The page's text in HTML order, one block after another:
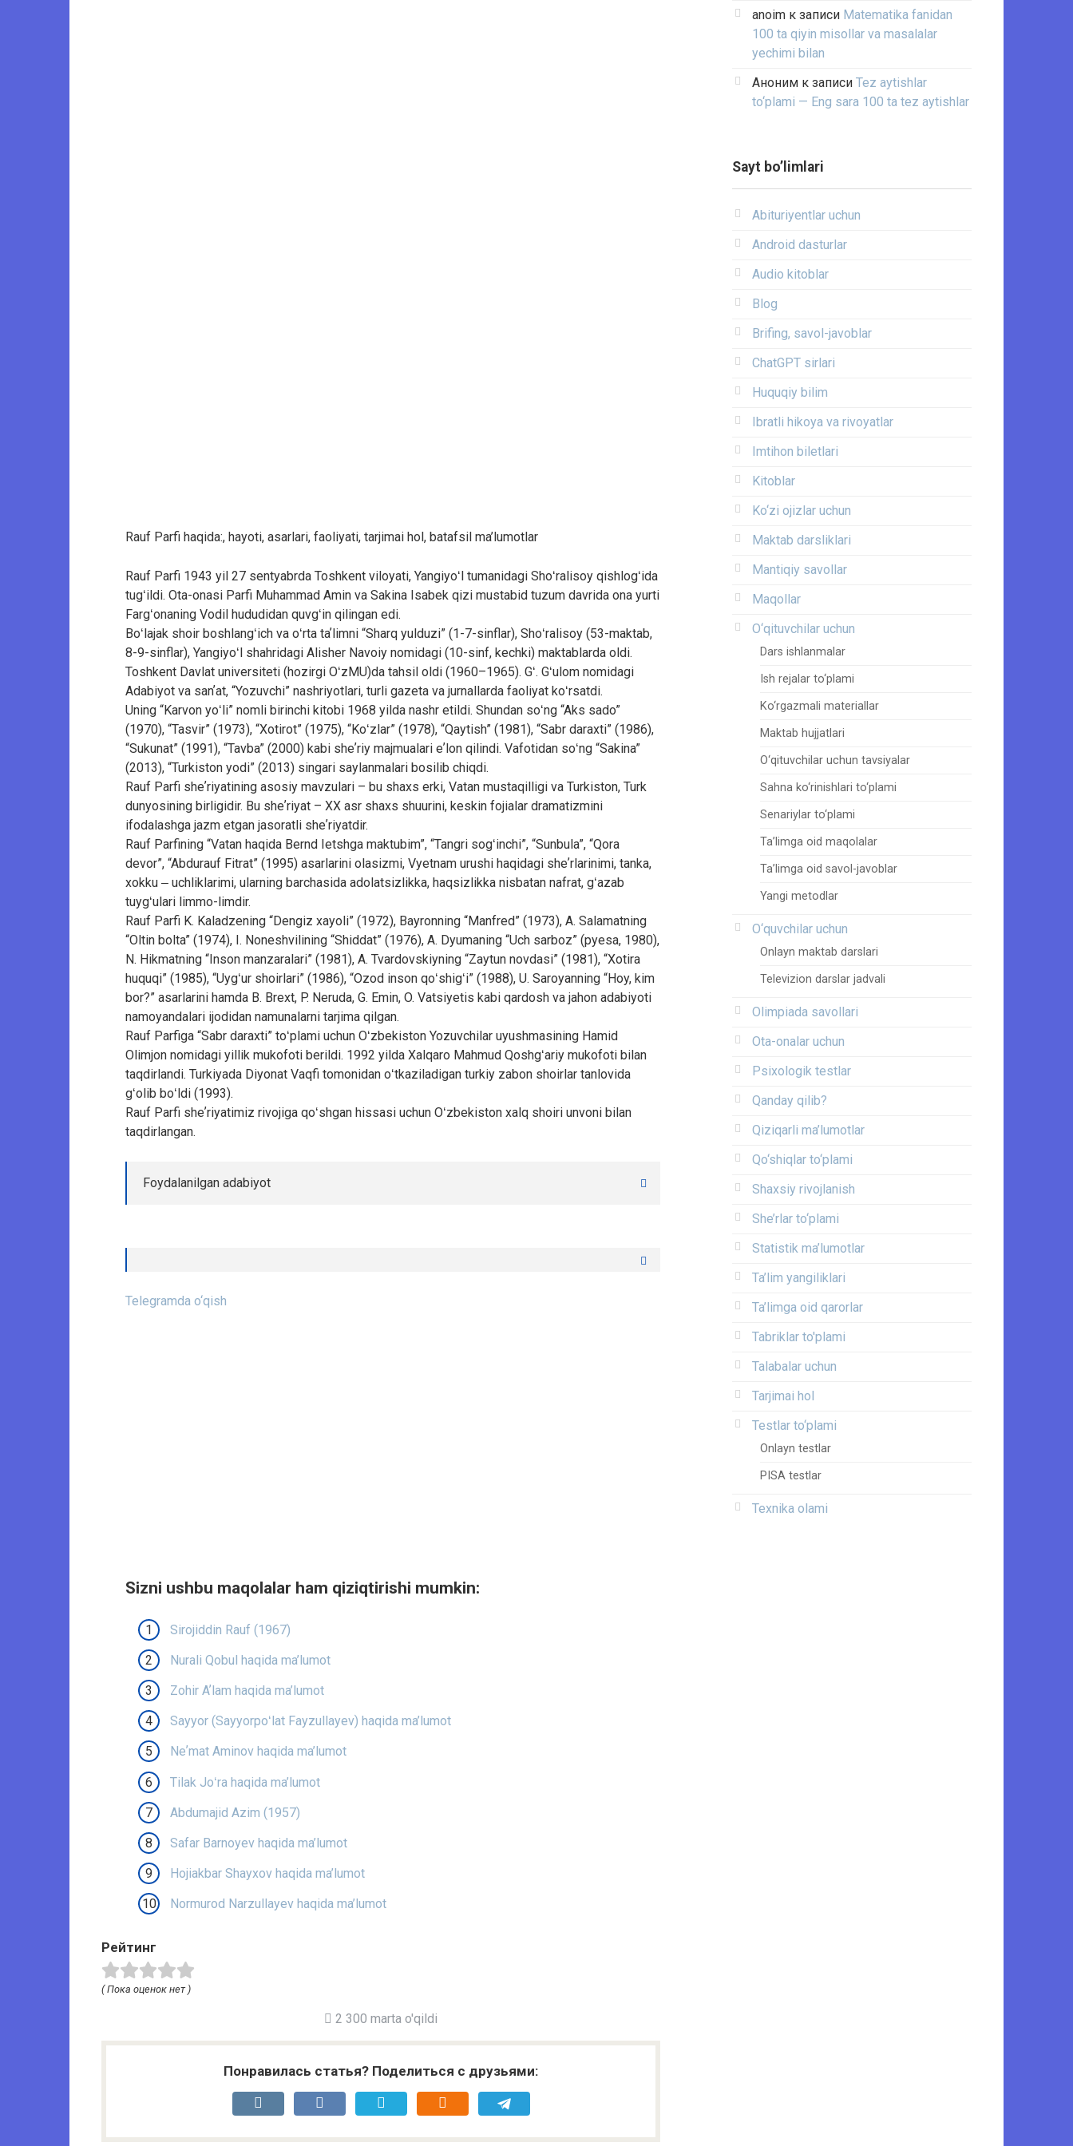
Rauf Parfi haqida:, hayoti, asarlari, faoliyati, tarjimai hol, batafsil ma’lumotlar
Rauf Parfi 1943 yil 27 sentyabrda Toshkent viloyati, Yangiyoʻl tumanidagi Shoʻralisoy qishlogʻida
tugʻildi. Ota-onasi Parfi Muhammad Amin va Sakina Isabek qizi mustabid tuzum davrida ona yurti
Fargʻonaning Vodil hududidan quvgʻin qilingan edi.
Boʻlajak shoir boshlangʻich va oʻrta taʼlimni “Sharq yulduzi” (1-7-sinflar), Shoʻralisoy (53-maktab,
8-9-sinflar), Yangiyoʻl shahridagi Alisher Navoiy nomidagi (10-sinf, kechki) maktablarda oldi.
Toshkent Davlat universiteti (hozirgi OʻzMU)da tahsil oldi (1960–1965). Gʻ. Gʻulom nomidagi
Adabiyot va sanʼat, “Yozuvchi” nashriyotlari, turli gazeta va jurnallarda faoliyat koʻrsatdi.
Uning “Karvon yoʻli” nomli birinchi kitobi 1968 yilda nashr etildi. Shundan soʻng “Aks sado”
(1970), “Tasvir” (1973), “Xotirot” (1975), “Koʻzlar” (1978), “Qaytish” (1981), “Sabr daraxti” (1986),
“Sukunat” (1991), “Tavba” (2000) kabi sheʼriy majmualari eʼlon qilindi. Vafotidan soʻng “Sakina”
(2013), “Turkiston yodi” (2013) singari saylanmalari bosilib chiqdi.
Rauf Parfi sheʼriyatining asosiy mavzulari – bu shaxs erki, Vatan mustaqilligi va Turkiston, Turk
dunyosining birligidir. Bu sheʼriyat – XX asr shaxs shuurini, keskin fojialar dramatizmini
ifodalashga jazm etgan jasoratli sheʼriyatdir.
Rauf Parfining “Vatan haqida Bernd Ietshga maktubim”, “Tangri sogʻinchi”, “Sunbula”, “Qora
devor”, “Abdurauf Fitrat” (1995) asarlarini olasizmi, Vyetnam urushi haqidagi sheʼrlarinimi, tanka,
xokku ‒ uchliklarimi, ularning barchasida adolatsizlikka, haqsizlikka nisbatan nafrat, gʻazab
tuygʻulari limmo-limdir.
Rauf Parfi K. Kaladzening “Dengiz xayoli” (1972), Bayronning “Manfred” (1973), A. Salamatning
“Oltin bolta” (1974), I. Noneshvilining “Shiddat” (1976), A. Dyumaning “Uch sarboz” (pyesa, 1980),
N. Hikmatning “Inson manzaralari” (1981), A. Tvardovskiyning “Zaytun novdasi” (1981), “Xotira
huquqi” (1985), “Uygʻur shoirlari” (1986), “Ozod inson qoʻshigʻi” (1988), U. Saroyanning “Hoy, kim
bor?” asarlarini hamda B. Brext, P. Neruda, G. Emin, O. Vatsiyetis kabi qardosh va jahon adabiyoti
namoyandalari ijodidan namunalarni tarjima qilgan.
Rauf Parfiga “Sabr daraxti” toʻplami uchun Oʻzbekiston Yozuvchilar uyushmasining Hamid
Olimjon nomidagi yillik mukofoti berildi. 1992 yilda Xalqaro Mahmud Qoshgʻariy mukofoti bilan
taqdirlandi. Turkiyada Diyonat Vaqfi tomonidan oʻtkaziladigan turkiy zabon shoirlar tanlovida
gʻolib boʻldi (1993).
Rauf Parfi sheʼriyatimiz rivojiga qoʻshgan hissasi uchun Oʻzbekiston xalq shoiri unvoni bilan
taqdirlangan.
Foydalanilgan adabiyot
Telegramda o‘qish
Sizni ushbu maqolalar ham qiziqtirishi mumkin:
Sirojiddin Rauf (1967)
Nurali Qobul haqida ma’lumot
Zohir Aʼlam haqida ma’lumot
Sayyor (Sayyorpoʻlat Fayzullayev) haqida ma’lumot
Neʼmat Aminov haqida ma’lumot
Tilak Joʻra haqida ma’lumot
Abdumajid Azim (1957)
Safar Barnoyev haqida ma’lumot
Hojiakbar Shayxov haqida ma’lumot
Normurod Narzullayev haqida ma’lumot
Рейтинг
( Пока оценок нет )
2 300 marta o'qildi
Понравилась статья? Поделиться с друзьями:
anoim к записи Matematika fanidan
100 ta qiyin misollar va masalalar
yechimi bilan
Аноним к записи Tez aytishlar
to‘plami — Eng sara 100 ta tez aytishlar
Sayt bo’limlari
Abituriyentlar uchun
Android dasturlar
Audio kitoblar
Blog
Brifing, savol-javoblar
ChatGPT sirlari
Huquqiy bilim
Ibratli hikoya va rivoyatlar
Imtihon biletlari
Kitoblar
Ko‘zi ojizlar uchun
Maktab darsliklari
Mantiqiy savollar
Maqollar
O‘qituvchilar uchun
Dars ishlanmalar
Ish rejalar to‘plami
Ko‘rgazmali materiallar
Maktab hujjatlari
O‘qituvchilar uchun tavsiyalar
Sahna ko‘rinishlari to‘plami
Senariylar to‘plami
Ta’limga oid maqolalar
Ta’limga oid savol-javoblar
Yangi metodlar
O‘quvchilar uchun
Onlayn maktab darslari
Televizion darslar jadvali
Olimpiada savollari
Ota-onalar uchun
Psixologik testlar
Qanday qilib?
Qiziqarli ma’lumotlar
Qo‘shiqlar to‘plami
Shaxsiy rivojlanish
She’rlar to‘plami
Statistik ma’lumotlar
Ta’lim yangiliklari
Ta’limga oid qarorlar
Tabriklar to'plami
Talabalar uchun
Tarjimai hol
Testlar to‘plami
Onlayn testlar
PISA testlar
Texnika olami